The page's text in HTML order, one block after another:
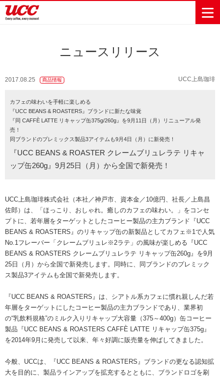
レギュラーコ
ーヒー
インスタント
ドリップポッ
コーヒーギフ
おいしいコー
UCCのコーヒ
UCCコーヒー
UCCコーヒー
東京ディズニ
カフェのお仕
Vision
サステナビ
ョン
する手助けを
ー調達
サステナビ
リティ教育
コーヒー×
健康
する手助けを
カーボンニ
ネイチャー
ポジティブ
サーキュラ
ーエコノミ
ー
ジャマイカ
Sustainability
Challenge
サステナビ
Sustainability
Report
サステナビ
リティレポ
ート
トップメッ
セージ
パーパス
ー
コーポレー
企業概要
沿革
ニュースリ
リース
コーヒー関
連事業
業務用サー
外食事業
地域・戦略
事業
海外事業
グループサ
ポート
リティ
採用活動
研究活動
UCC神戸コ
ウェブマガ
ジン
ニュースリリース
2017.08.25 商品情報 UCC上島珈琲
カフェの味わいを手軽に楽しめる
『UCC BEANS & ROASTERS』ブランドに新たな味覚
『同 CAFFÈ LATTE リキャップ缶375g/260g』を9月11日（月）リニューアル発
売！
同ブランドのプレミックス製品3アイテムも9月4日（月）に新発売！
『UCC BEANS & ROASTER クレームブリュレラテ リキャ
ップ缶260g』9月25日（月）から全国で新発売！
UCC上島珈琲株式会社（本社／神戸市、資本金／10億円、社長／上島昌
佐郎）は、「ほっこり、おしゃれ。癒しのカフェの味わい。」をコンセ
プトに、若年層をターゲットとしたコーヒー製品の主力ブランド『UCC
BEANS & ROASTERS』のリキャップ缶の新製品としてカフェ※1で人気
No.1フレーバー「クレームブリュレ※2ラテ」の風味が楽しめる『UCC
BEANS & ROASTERS クレームブリュレラテ リキャップ缶260g』を9月
25日（月）から全国で新発売します。同時に、同ブランドのプレミック
ス製品3アイテムも全国で新発売します。
『UCC BEANS & ROASTERS』は、シアトル系カフェに慣れ親しんだ若
年層をターゲットにしたコーヒー製品の主力ブランドであり、業界初
の“乳飲料規格”のミルク入りリキャップ大容量（375～400g）缶コーヒー
製品『UCC BEANS & ROASTERS CAFFÈ LATTE リキャップ缶375g』
を2014年9月に発売して以来、年々好調に販売量を伸ばしてきました。
今般、UCCは、『UCC BEANS & ROASTERS』ブランドの更なる認知拡
大を目的に、製品ラインアップを拡充するとともに、ブランドロゴを刷